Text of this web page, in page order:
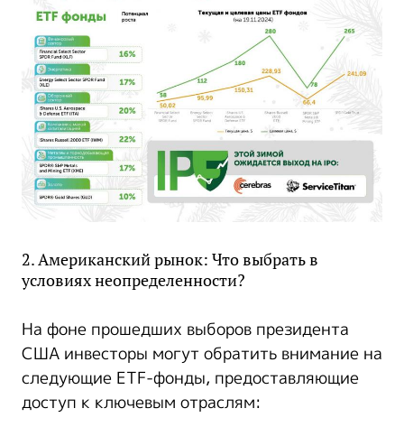
2. Американский рынок: Что выбрать в
условиях неопределенности?
На фоне прошедших выборов президента
США инвесторы могут обратить внимание на
следующие ETF-фонды, предоставляющие
доступ к ключевым отраслям: